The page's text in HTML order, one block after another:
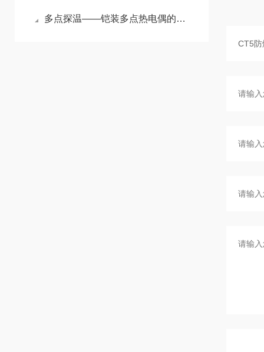
多点探温——铠装多点热电偶的原理与选型指南